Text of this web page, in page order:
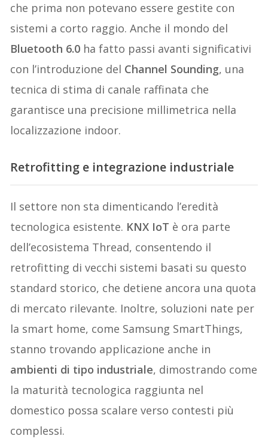
che prima non potevano essere gestite con
sistemi a corto raggio. Anche il mondo del
Bluetooth 6.0 ha fatto passi avanti significativi
con l’introduzione del Channel Sounding, una
tecnica di stima di canale raffinata che
garantisce una precisione millimetrica nella
localizzazione indoor.
Retrofitting e integrazione industriale
Il settore non sta dimenticando l’eredità
tecnologica esistente. KNX IoT è ora parte
dell’ecosistema Thread, consentendo il
retrofitting di vecchi sistemi basati su questo
standard storico, che detiene ancora una quota
di mercato rilevante. Inoltre, soluzioni nate per
la smart home, come Samsung SmartThings,
stanno trovando applicazione anche in
ambienti di tipo industriale, dimostrando come
la maturità tecnologica raggiunta nel
domestico possa scalare verso contesti più
complessi.